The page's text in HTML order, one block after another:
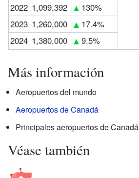
2022 1,099,392
130%
2023 1,260,000
17.4%
2024 1,380,000 9.5%
Más información
Aeropuertos del mundo
Aeropuertos de Canadá
Principales aeropuertos de Canadá
Véase también